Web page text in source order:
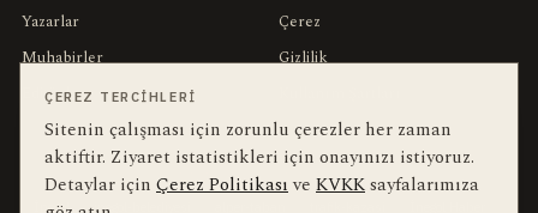
Yazarlar
Muhabirler
Editörler
Çerez
Gizlilik
YEREL ARANANLAR bu hafta en çok aranan
İnegöl inegol-belediyesi
ÇEREZ TERCIHLERI
Sitenin çalışması için zorunlu çerezler her zaman
aktiftir. Ziyaret istatistikleri için onayınızı istiyoruz.
Detaylar için Çerez Politikasıve KVKKsayfalarımıza